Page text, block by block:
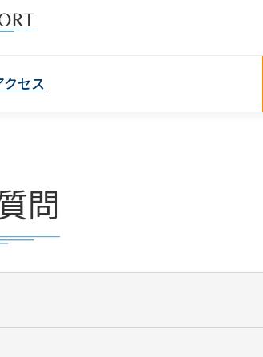
クセス
問